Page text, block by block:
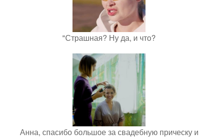
"Страшная? Ну да, и что?
Анна, спасибо большое за свадебную прическу и